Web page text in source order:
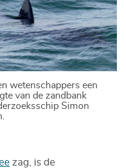
wetenschappers een
van de zandbank
Simon
zag, is de